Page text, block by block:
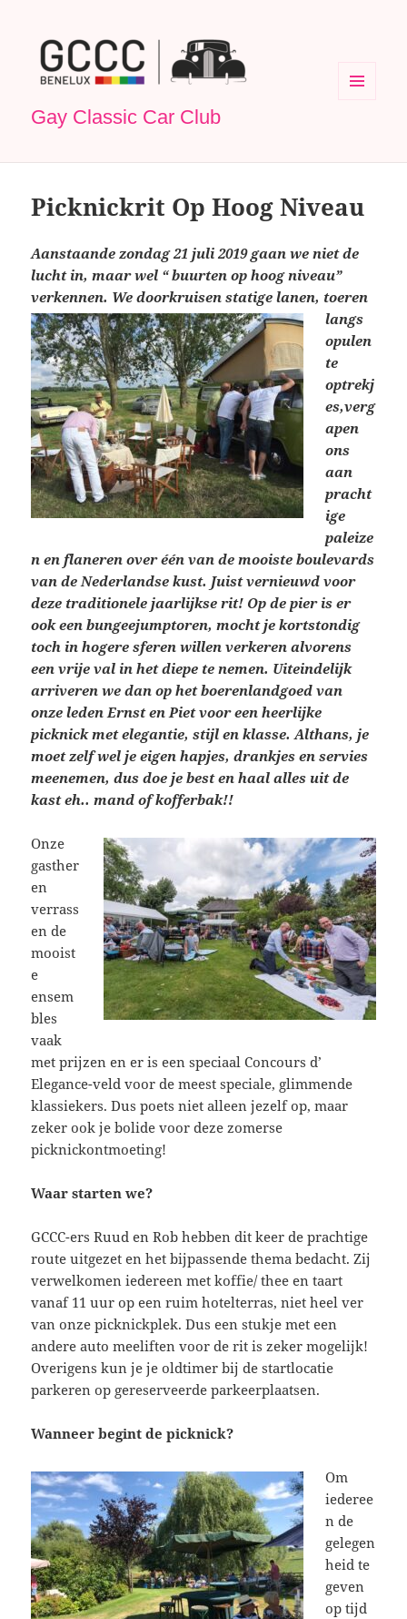
Gay Classic Car Club
Picknickrit Op Hoog Niveau
Aanstaande zondag 21 juli 2019 gaan we niet de
lucht in, maar wel “ buurten op hoog niveau”
verkennen. We doorkruisen statige lanen, toeren
langs
opulen
te
optrekj
es,verg
apen
ons
aan
pracht
ige
paleize
n en flaneren over één van de mooiste boulevards
van de Nederlandse kust. Juist vernieuwd voor
deze traditionele jaarlijkse rit! Op de pier is er
ook een bungeejumptoren, mocht je kortstondig
toch in hogere sferen willen verkeren alvorens
een vrije val in het diepe te nemen. Uiteindelijk
arriveren we dan op het boerenlandgoed van
onze leden Ernst en Piet voor een heerlijke
picknick met elegantie, stijl en klasse. Althans, je
moet zelf wel je eigen hapjes, drankjes en servies
meenemen, dus doe je best en haal alles uit de
kast eh.. mand of kofferbak!!
Onze
gasther
en
verrass
en de
mooist
e
ensem
bles
vaak
met prijzen en er is een speciaal Concours d’
Elegance-veld voor de meest speciale, glimmende
klassiekers. Dus poets niet alleen jezelf op, maar
zeker ook je bolide voor deze zomerse
picknickontmoeting!
Waar starten we?
GCCC-ers Ruud en Rob hebben dit keer de prachtige
route uitgezet en het bijpassende thema bedacht. Zij
verwelkomen iedereen met koffie/ thee en taart
vanaf 11 uur op een ruim hotelterras, niet heel ver
van onze picknickplek. Dus een stukje met een
andere auto meeliften voor de rit is zeker mogelijk!
Overigens kun je je oldtimer bij de startlocatie
parkeren op gereserveerde parkeerplaatsen.
Wanneer begint de picknick?
Om
iederee
n de
gelegen
heid te
geven
op tijd